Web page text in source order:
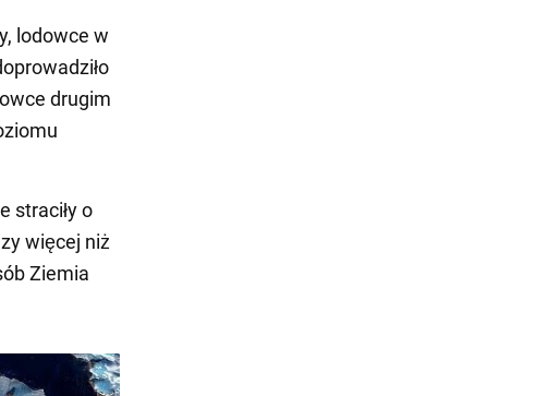
lodowce w
drugim
straciły o
więcej niż
Ziemia